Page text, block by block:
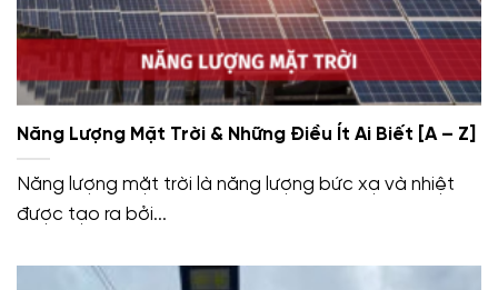
Năng Lượng Mặt Trời & Những Điều Ít Ai Biết [A – Z]
Năng lượng mặt trời là năng lượng bức xạ và nhiệt
được tạo ra bởi...